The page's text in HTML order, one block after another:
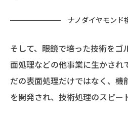
ナノダイヤモンド
そして、眼鏡で培った技術をゴ
面処理などの他事業に生かされ
だの表面処理だけではなく、機
を開発され、技術処理のスピー